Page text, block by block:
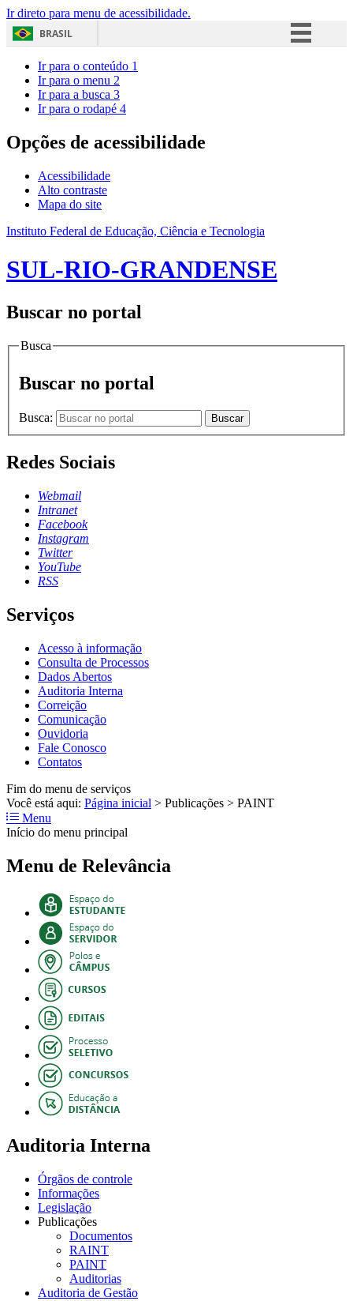
Ir direto para menu de acessibilidade.
BRASIL
Acesso à informação
Ir para o conteúdo 1
Ir para o menu 2
Ir para a busca 3
Ir para o rodapé 4
Opções de acessibilidade
Acessibilidade
Alto contraste
Mapa do site
Instituto Federal de Educação, Ciência e Tecnologia
SUL-RIO-GRANDENSE
Buscar no portal
Busca
Buscar no portal
Busca: Buscar
Redes Sociais
Webmail
Intranet
Facebook
Instagram
Twitter
YouTube
RSS
Serviços
Acesso à informação
Consulta de Processos
Dados Abertos
Auditoria Interna
Correição
Comunicação
Ouvidoria
Fale Conosco
Contatos
Fim do menu de serviços
Você está aqui: Página inicial > Publicações > PAINT
Menu
Início do menu principal
Menu de Relevância
Auditoria Interna
Órgãos de controle
Informações
Legislação
Publicações
Documentos
RAINT
PAINT
Auditorias
Auditoria de Gestão